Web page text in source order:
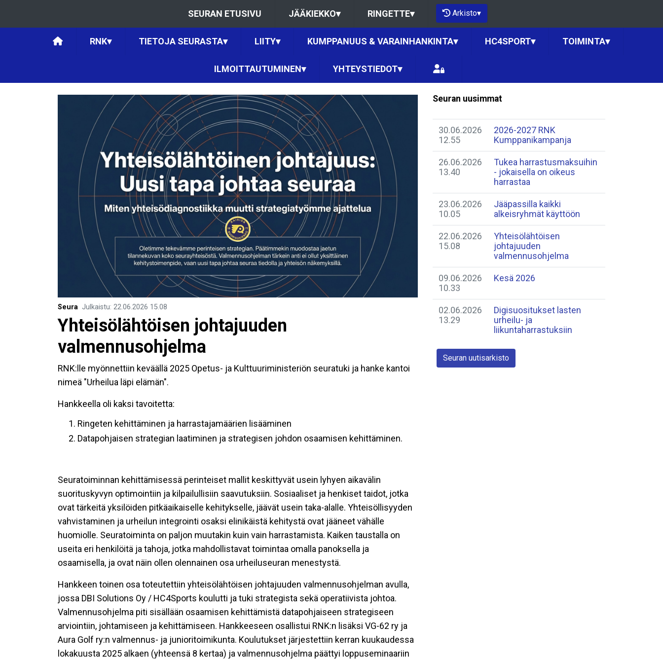
SEURAN ETUSIVU JÄÄKIEKKO▾ RINGETTE▾ Arkisto▾
RNK▾ TIETOJA SEURASTA▾ LIITY▾ KUMPPANUUS & VARAINHANKINTA▾ HC4SPORT▾ TOIMINTA▾
ILMOITTAUTUMINEN▾ YHTEYSTIEDOT▾
Seura Julkaistu: 22.06.2026 15.08
Yhteisölähtöisen johtajuuden
valmennusohjelma
RNK:lle myönnettiin keväällä 2025 Opetus- ja Kulttuuriministeriön seuratuki ja hanke kantoi
nimeä "Urheilua läpi elämän".
Hankkeella oli kaksi tavoitetta:
Ringeten kehittäminen ja harrastajamäärien lisääminen
Datapohjaisen strategian laatiminen ja strategisen johdon osaamisen kehittäminen.
Seuratoiminnan kehittämisessä perinteiset mallit keskittyvät usein lyhyen aikavälin
suorituskyvyn optimointiin ja kilpailullisiin saavutuksiin. Sosiaaliset ja henkiset taidot, jotka
ovat tärkeitä yksilöiden pitkäaikaiselle kehitykselle, jäävät usein taka-alalle. Yhteisöllisyyden
vahvistaminen ja urheilun integrointi osaksi elinikäistä kehitystä ovat jääneet vähälle
huomiolle. Seuratoiminta on paljon muutakin kuin vain harrastamista. Kaiken taustalla on
useita eri henkilöitä ja tahoja, jotka mahdollistavat toimintaa omalla panoksella ja
osaamisella, ja ovat näin ollen olennainen osa urheiluseuran menestystä.
Hankkeen toinen osa toteutettiin yhteisölähtöisen johtajuuden valmennusohjelman avulla,
jossa DBI Solutions Oy / HC4Sports koulutti ja tuki strategista sekä operatiivista johtoa.
Valmennusohjelma piti sisällään osaamisen kehittämistä datapohjaiseen strategiseen
arviointiin, johtamiseen ja kehittämiseen. Hankkeeseen osallistui RNK:n lisäksi VG-62 ry ja
Aura Golf ry:n valmennus- ja junioritoimikunta. Koulutukset järjestettiin kerran kuukaudessa
lokakuusta 2025 alkaen (yhteensä 8 kertaa) ja valmennusohjelma päättyi loppuseminaariin
Seuran uusimmat
30.06.2026
12.55
2026-2027 RNK
Kumppanikampanja
26.06.2026
13.40
Tukea harrastusmaksuihin
- jokaisella on oikeus
harrastaa
23.06.2026
10.05
Jääpassilla kaikki
alkeisryhmät käyttöön
22.06.2026
15.08
Yhteisölähtöisen
johtajuuden
valmennusohjelma
09.06.2026
10.33
Kesä 2026
02.06.2026
13.29
Digisuositukset lasten
urheilu- ja
liikuntaharrastuksiin
Seuran uutisarkisto